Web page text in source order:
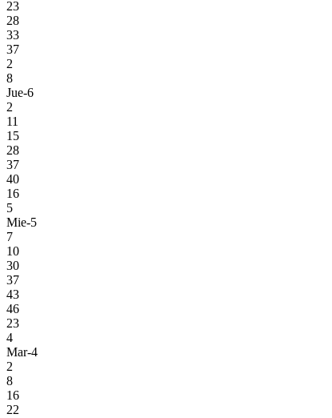
23
28
33
37
2
8
Jue-6
2
11
15
28
37
40
16
5
Mie-5
7
10
30
37
43
46
23
4
Mar-4
2
8
16
22